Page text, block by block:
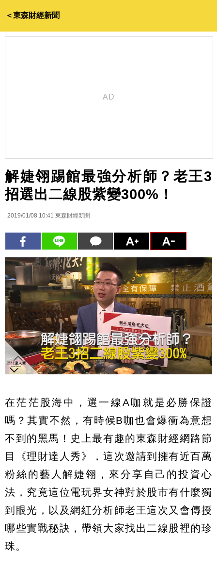
＜東森財經新聞
解婕翎踢館最強分析師？老王3
招選出二線股紫變300%！
2019/01/08 10:41 東森財經新聞
在茫茫股海中，選一線A咖就是必勝保證
嗎？其實不然，有時候B咖也會爆衝為意想
不到的黑馬！史上最有趣的東森財經網路節
目《理財達人秀》，這次邀請到擁有近百萬
粉絲的藝人解婕翎，來分享自己的投資心
法，究竟這位電玩界女神對於股市有什麼獨
到眼光，以及網紅分析師老王這次又會傳授
哪些實戰秘訣，帶領大家找出二線股裡的珍
珠。